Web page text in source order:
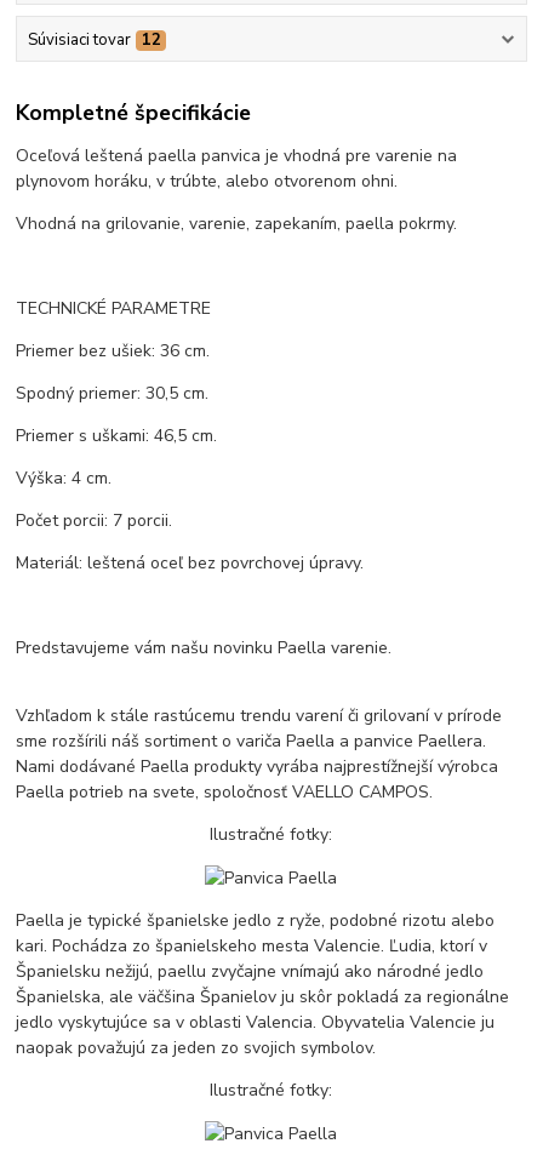
Súvisiaci tovar 12
Kompletné špecifikácie
Oceľová leštená paella panvica je vhodná pre varenie na
plynovom horáku, v trúbte, alebo otvorenom ohni.
Vhodná na grilovanie, varenie, zapekaním, paella pokrmy.
TECHNICKÉ PARAMETRE
Priemer bez ušiek: 36 cm.
Spodný priemer: 30,5 cm.
Priemer s uškami: 46,5 cm.
Výška: 4 cm.
Počet porcii: 7 porcii.
Materiál: leštená oceľ bez povrchovej úpravy.
Predstavujeme vám našu novinku Paella varenie.
Vzhľadom k stále rastúcemu trendu varení či grilovaní v prírode
sme rozšírili náš sortiment o variča Paella a panvice Paellera.
Nami dodávané Paella produkty vyrába najprestížnejší výrobca
Paella potrieb na svete, spoločnosť VAELLO CAMPOS.
Ilustračné fotky:
Paella je typické španielske jedlo z ryže, podobné rizotu alebo
kari. Pochádza zo španielskeho mesta Valencie. Ľudia, ktorí v
Španielsku nežijú, paellu zvyčajne vnímajú ako národné jedlo
Španielska, ale väčšina Španielov ju skôr pokladá za regionálne
jedlo vyskytujúce sa v oblasti Valencia. Obyvatelia Valencie ju
naopak považujú za jeden zo svojich symbolov.
Ilustračné fotky: